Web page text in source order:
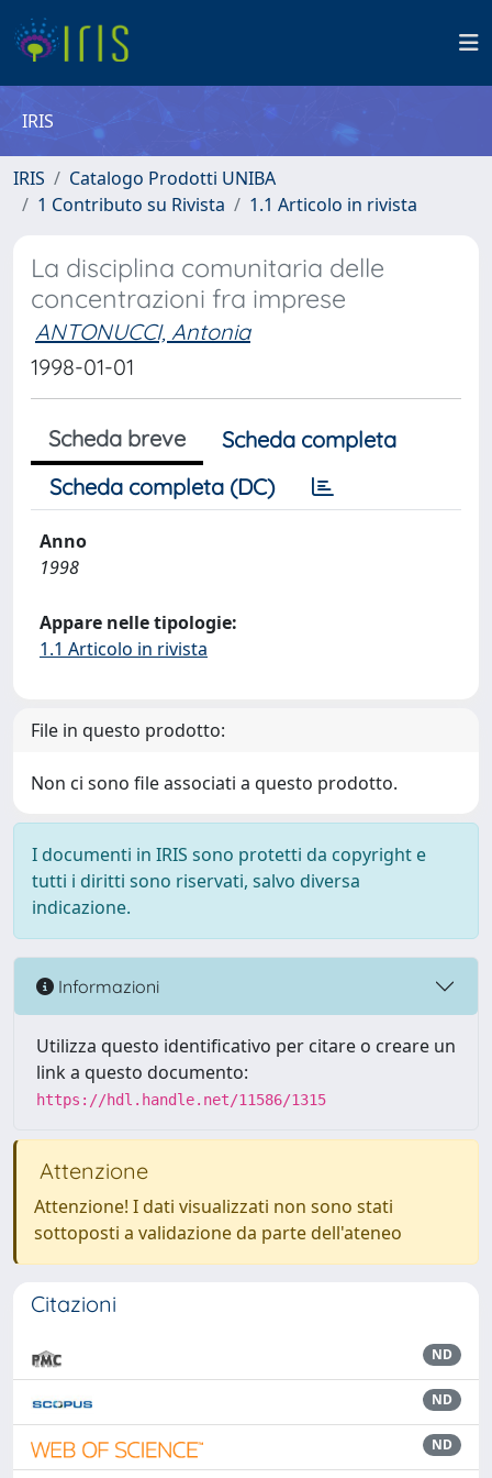
IRIS
IRIS
Catalogo Prodotti UNIBA
1 Contributo su Rivista
1.1 Articolo in rivista
La disciplina comunitaria delle
concentrazioni fra imprese
ANTONUCCI, Antonia
1998-01-01
Scheda breve
Scheda completa
Scheda completa (DC)
Anno
1998
Appare nelle tipologie:
1.1 Articolo in rivista
File in questo prodotto:
Non ci sono file associati a questo prodotto.
I documenti in IRIS sono protetti da copyright e
tutti i diritti sono riservati, salvo diversa
indicazione.
Informazioni
Utilizza questo identificativo per citare o creare un
link a questo documento:
https://hdl.handle.net/11586/1315
Attenzione
Attenzione! I dati visualizzati non sono stati
sottoposti a validazione da parte dell'ateneo
Citazioni
ND
ND
ND